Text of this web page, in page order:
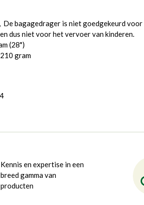
De bagagedrager is niet goedgekeurd voor
dus niet voor het vervoer van kinderen.
(28")
gram
Kennis en expertise in een
breed gamma van
producten